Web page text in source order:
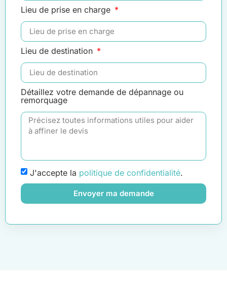
Lieu de prise en charge
Lieu de destination
Détaillez votre demande de dépannage ou
remorquage
J'accepte la politique de confidentialité.
Envoyer ma demande